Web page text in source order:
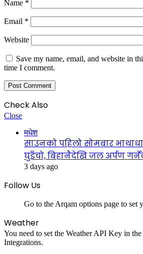
Name *
Email *
Website
Save my name, email, and website in
time I comment.
Check Also
Close
मधेश
साउनको पहिलो सोमबार
घुइँचो, बिहानैदेखि जल अर्पण
3 days ago
Follow Us
Go to the Arqam options page to set
Weather
You need to set the Weather API Key in
Integrations.